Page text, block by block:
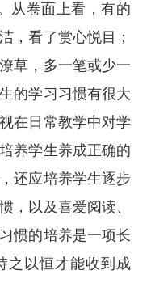
从卷面上看，有的
，看了赏心悦目；
草，多一笔或少一
的学习习惯有很大
在日常教学中对学
养学生养成正确的
还应培养学生逐步
，以及喜爱阅读、
惯的培养是一项长
之以恒才能收到成